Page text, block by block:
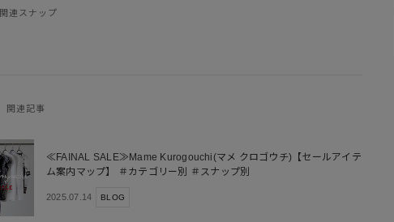
関連スナップ
関連記事
≪FAINAL SALE≫Mame Kurogouchi(マメ クロゴウチ)【セールアイテ
ム案内マップ】 ＃カテゴリー別 ＃スナップ別
2025.07.14 BLOG